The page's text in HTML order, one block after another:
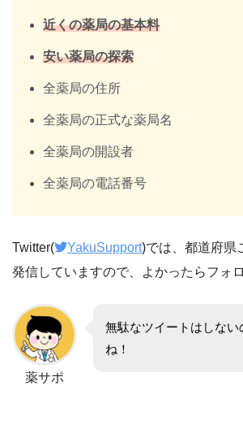
近くの薬局の基本料
安い薬局の探索
全薬局の住所
全薬局の正式な薬局名
全薬局の開設者
全薬局の電話番号
Twitter( YakuSupport)では、都道府県
発信していますので、よかったらフォ
薬サポ
無駄なツイートはしない
ね！